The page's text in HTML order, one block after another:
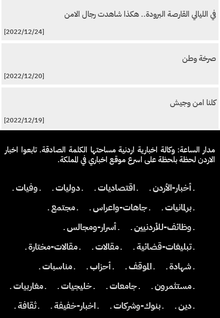
في الليالي القارصة البرودة.. هكذا شاهدت رجال الامن
[2022/12/24]
صرخة وطن
[2022/12/20]
كلنا امن وجيش
[2022/12/19]
مدار الساعة: وكالة اخبارية اردنية مساحتها الكلمة الصادقة. تابعوا اخبار
الاردن لحظة بلحظة على اسرع موقع اخباري في المملكة.
ـ أخبار-الأردن ـ ـ اقتصاديات ـ ـ دوليات ـ
ـ وفيات ـ
ـ برلمانيات ـ
ـ جاهات-واعراس ـ
ـ مجتمع ـ
ـ وظائف-للأردنيين ـ
ـ أسرار-ومجالس ـ
ـ تبليغات-قضائية ـ
ـ مقالات ـ
ـ مقالات-مختارة ـ
ـ شهادة ـ
ـ الموقف ـ ـ أحزاب ـ
ـ مناسبات ـ
ـ مستثمرون ـ
ـ جامعات ـ ـ خليجيات ـ
ـ مغاربيات ـ
ـ دين ـ
ـ بنوك-وشركات ـ ـ اخبار-خفيفة ـ ـ ثقافة ـ